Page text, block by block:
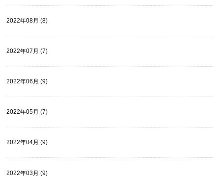
2022年08月 (8)
2022年07月 (7)
2022年06月 (9)
2022年05月 (7)
2022年04月 (9)
2022年03月 (9)